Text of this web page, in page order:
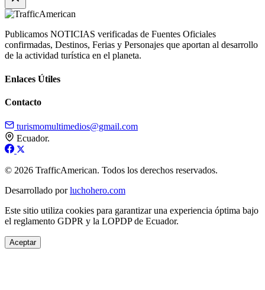
Publicamos NOTICIAS verificadas de Fuentes Oficiales
confirmadas, Destinos, Ferias y Personajes que aportan al desarrollo
de la actividad turística en el planeta.
Enlaces Útiles
Contacto
turismomultimedios@gmail.com
Ecuador.
© 2026 TrafficAmerican. Todos los derechos reservados.
Desarrollado porluchohero.com
Este sitio utiliza cookies para garantizar una experiencia óptima bajo
el reglamento GDPR y la LOPDP de Ecuador.
Aceptar